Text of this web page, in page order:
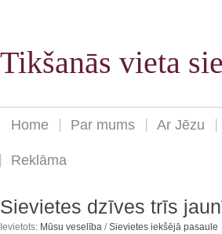
Tikšanās vieta
Home Par mums Ar Jēzu
Reklāma
Sievietes dzīves trīs
Ievietots: Mūsu veselība /Sievietes iekšējā pasaule